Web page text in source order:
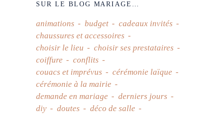
SUR LE BLOG MARIAGE…
animations budget
cadeaux invités
chaussures et accessoires
choisir le lieu
choisir ses prestataires
coiffure
conflits
couacs et imprévus
cérémonie laïque
cérémonie à la mairie
demande en mariage
derniers jours
diy
doutes
déco de salle